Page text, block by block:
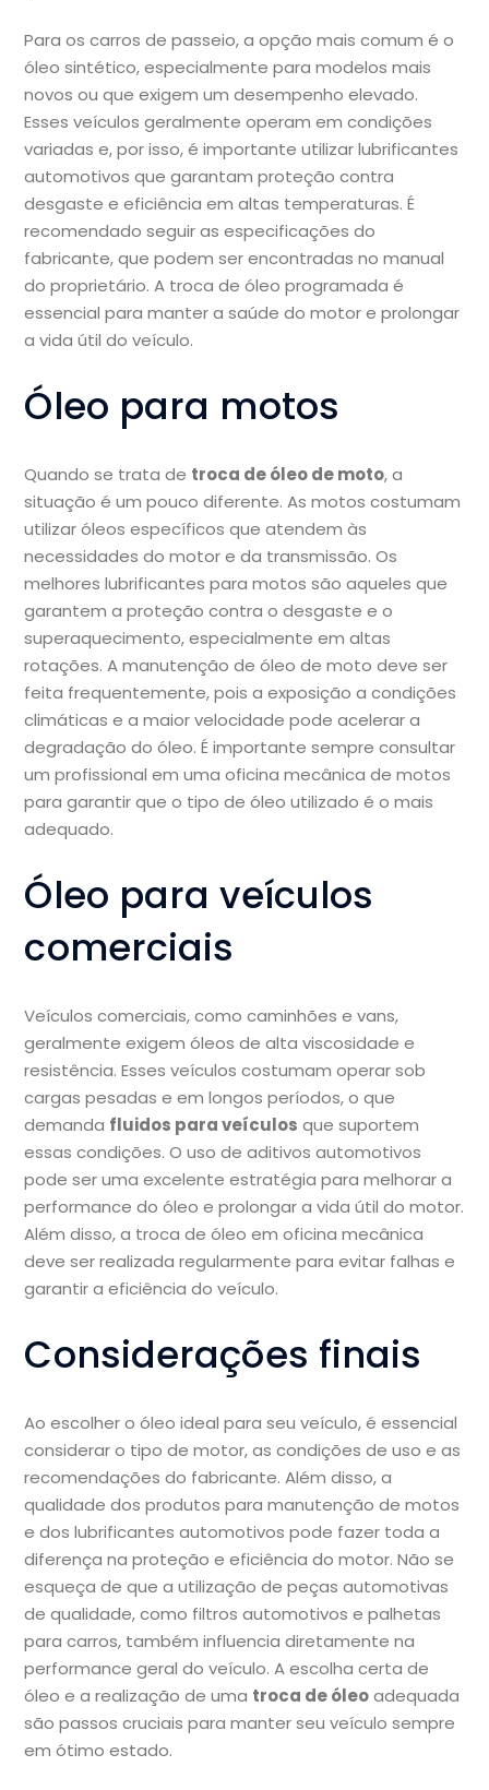
Para os carros de passeio, a opção mais comum é o
óleo sintético, especialmente para modelos mais
novos ou que exigem um desempenho elevado.
Esses veículos geralmente operam em condições
variadas e, por isso, é importante utilizar lubrificantes
automotivos que garantam proteção contra
desgaste e eficiência em altas temperaturas. É
recomendado seguir as especificações do
fabricante, que podem ser encontradas no manual
do proprietário. A troca de óleo programada é
essencial para manter a saúde do motor e prolongar
a vida útil do veículo.
Óleo para motos
Quando se trata de troca de óleo de moto, a
situação é um pouco diferente. As motos costumam
utilizar óleos específicos que atendem às
necessidades do motor e da transmissão. Os
melhores lubrificantes para motos são aqueles que
garantem a proteção contra o desgaste e o
superaquecimento, especialmente em altas
rotações. A manutenção de óleo de moto deve ser
feita frequentemente, pois a exposição a condições
climáticas e a maior velocidade pode acelerar a
degradação do óleo. É importante sempre consultar
um profissional em uma oficina mecânica de motos
para garantir que o tipo de óleo utilizado é o mais
adequado.
Óleo para veículos
comerciais
Veículos comerciais, como caminhões e vans,
geralmente exigem óleos de alta viscosidade e
resistência. Esses veículos costumam operar sob
cargas pesadas e em longos períodos, o que
demanda fluidos para veículos que suportem
essas condições. O uso de aditivos automotivos
pode ser uma excelente estratégia para melhorar a
performance do óleo e prolongar a vida útil do motor.
Além disso, a troca de óleo em oficina mecânica
deve ser realizada regularmente para evitar falhas e
garantir a eficiência do veículo.
Considerações finais
Ao escolher o óleo ideal para seu veículo, é essencial
considerar o tipo de motor, as condições de uso e as
recomendações do fabricante. Além disso, a
qualidade dos produtos para manutenção de motos
e dos lubrificantes automotivos pode fazer toda a
diferença na proteção e eficiência do motor. Não se
esqueça de que a utilização de peças automotivas
de qualidade, como filtros automotivos e palhetas
para carros, também influencia diretamente na
performance geral do veículo. A escolha certa de
óleo e a realização de uma troca de óleoadequada
são passos cruciais para manter seu veículo sempre
em ótimo estado.